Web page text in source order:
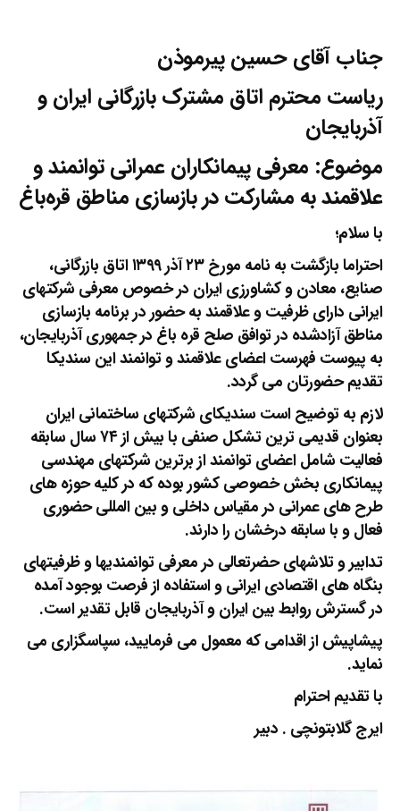
جناب آقای حسین پیرموذن
ریاست محترم اتاق مشترک بازرگانی ایران و
آذربایجان
موضوع: معرفی پیمانکاران عمرانی توانمند و
علاقمند به مشارکت در بازسازی مناطق قره‌باغ
با سلام؛
احتراما بازگشت به نامه مورخ ۲۳ آذر ۱۳۹۹ اتاق بازرگانی،
صنایع، معادن و کشاورزی ایران در خصوص معرفی شرکتهای
ایرانی دارای ظرفیت و علاقمند به حضور در برنامه بازسازی
مناطق آزادشده در توافق صلح قره باغ در جمهوری آذربایجان،
به پیوست فهرست اعضای علاقمند و توانمند این سندیکا
تقدیم حضورتان می گردد.
لازم به توضیح است سندیکای شرکتهای ساختمانی ایران
بعنوان قدیمی ترین تشکل صنفی با بیش از ۷۴ سال سابقه
فعالیت شامل اعضای توانمند از برترین شرکتهای مهندسی
پیمانکاری بخش خصوصی کشور بوده که در کلیه حوزه های
طرح های عمرانی در مقیاس داخلی و بین المللی حضوری
فعال و با سابقه درخشان را دارند.
تدابیر و تلاشهای حضرتعالی در معرفی توانمندیها و ظرفیتهای
بنگاه های اقتصادی ایرانی و استفاده از فرصت بوجود آمده
در گسترش روابط بین ایران و آذربایجان قابل تقدیر است.
پیشاپیش از اقدامی که معمول می فرمایید، سپاسگزاری می
نماید.
با تقدیم احترام
ایرج گلابتونچی . دبیر